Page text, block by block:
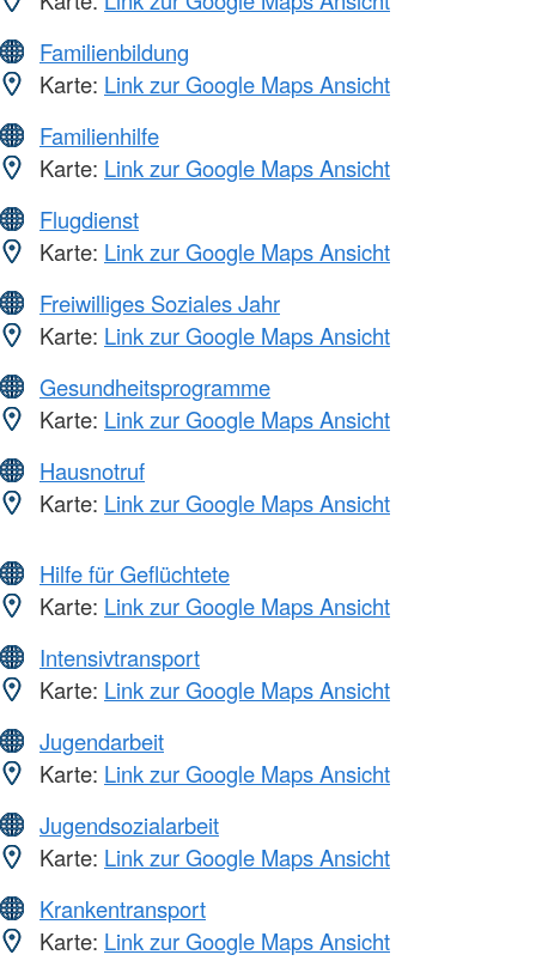
Familienbildung
Karte: Link zur Google Maps Ansicht
Familienhilfe
Karte: Link zur Google Maps Ansicht
Flugdienst
Karte: Link zur Google Maps Ansicht
Freiwilliges Soziales Jahr
Karte: Link zur Google Maps Ansicht
Gesundheitsprogramme
Karte: Link zur Google Maps Ansicht
Hausnotruf
Karte: Link zur Google Maps Ansicht
Hilfe für Geflüchtete
Karte: Link zur Google Maps Ansicht
Intensivtransport
Karte: Link zur Google Maps Ansicht
Jugendarbeit
Karte: Link zur Google Maps Ansicht
Jugendsozialarbeit
Karte: Link zur Google Maps Ansicht
Krankentransport
Karte: Link zur Google Maps Ansicht